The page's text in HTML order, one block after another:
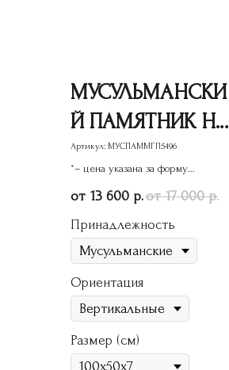
МУСУЛЬМАНСКИ
Й ПАМЯТНИК НА
МОГИЛУ ИЗ
ГРАНИТА
МГП-205
Артикул: МУСПАММГП5496
*– цена указана за форму
13 600 р. 17 000 р.
Принадлежность
Ориентация
Размер (см)